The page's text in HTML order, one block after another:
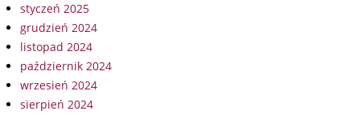
styczeń 2025
grudzień 2024
listopad 2024
październik 2024
wrzesień 2024
sierpień 2024